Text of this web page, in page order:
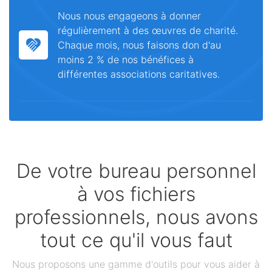
Nous nous engageons à donner
régulièrement à des œuvres de charité.
Chaque mois, nous faisons don d'au
moins 2 % de nos bénéfices à
différentes associations caritatives.
De votre bureau personnel
à vos fichiers
professionnels, nous avons
tout ce qu'il vous faut
Nous proposons une gamme d'outils pour vous aider à